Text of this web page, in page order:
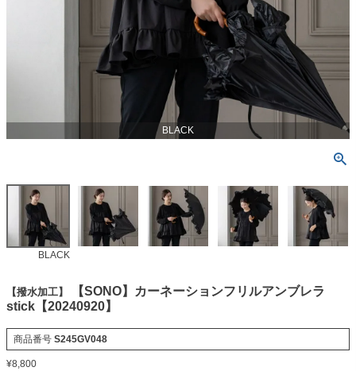
BLACK
BLACK
【撥水加工】
【SONO】カーネーションフリルアンブレラ
stick【20240920】
商品番号 S245GV048
¥8,800